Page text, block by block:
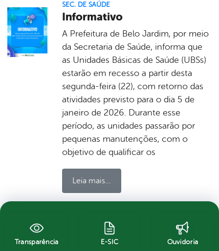
SEC. DE SAÚDE
Informativo
A Prefeitura de Belo Jardim, por meio
da Secretaria de Saúde, informa que
as Unidades Básicas de Saúde (UBSs)
estarão em recesso a partir desta
segunda-feira (22), com retorno das
atividades previsto para o dia 5 de
janeiro de 2026. Durante esse
período, as unidades passarão por
pequenas manutenções, com o
objetivo de qualificar os
Leia mais...
modificação em 05/01/2026 09h42
Transparência E-SIC Ouvidoria